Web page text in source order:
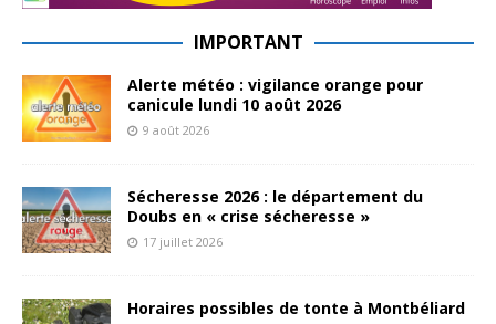
IMPORTANT
Alerte météo : vigilance orange pour
canicule lundi 10 août 2026
9 août 2026
Sécheresse 2026 : le département du
Doubs en « crise sécheresse »
17 juillet 2026
Horaires possibles de tonte à Montbéliard